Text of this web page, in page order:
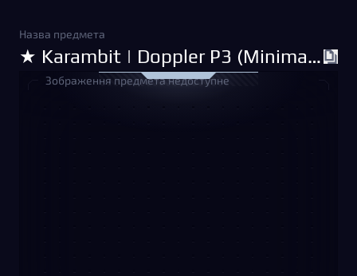
Зображення предмета недоступне
Назва предмета
★ Karambit | Doppler P3 (Minimal Wear)